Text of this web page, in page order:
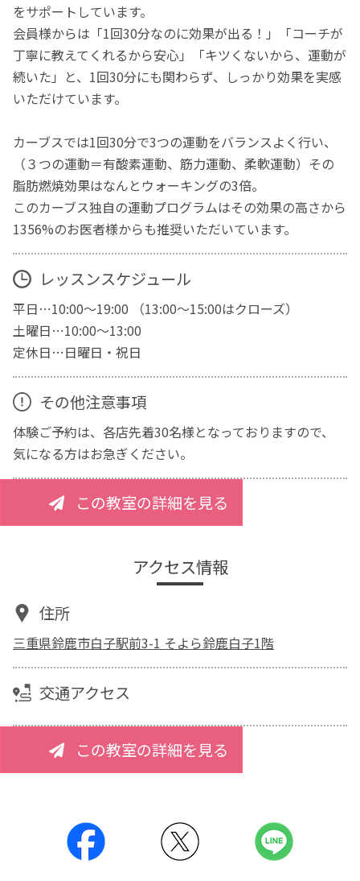
をサポートしています。
会員様からは「1回30分なのに効果が出る！」「コーチが
丁寧に教えてくれるから安心」「キツくないから、運動が
続いた」と、1回30分にも関わらず、しっかり効果を実感
いただけています。
カーブスでは1回30分で3つの運動をバランスよく行い、
（３つの運動＝有酸素運動、筋力運動、柔軟運動）その
脂肪燃焼効果はなんとウォーキングの3倍。
このカーブス独自の運動プログラムはその効果の高さから
1356%のお医者様からも推奨いただいています。
レッスンスケジュール
平日…10:00～19:00 （13:00～15:00はクローズ）
土曜日…10:00～13:00
定休日…日曜日・祝日
その他注意事項
体験ご予約は、各店先着30名様となっておりますので、
気になる方はお急ぎください。
この教室の詳細を見る
アクセス情報
住所
三重県鈴鹿市白子駅前3-1 そよら鈴鹿白子1階
交通アクセス
この教室の詳細を見る